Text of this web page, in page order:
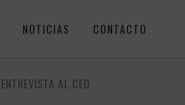
NOTICIAS CONTACTO
ENTREVISTA AL CEO